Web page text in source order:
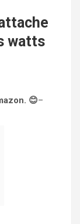
watts
😊–